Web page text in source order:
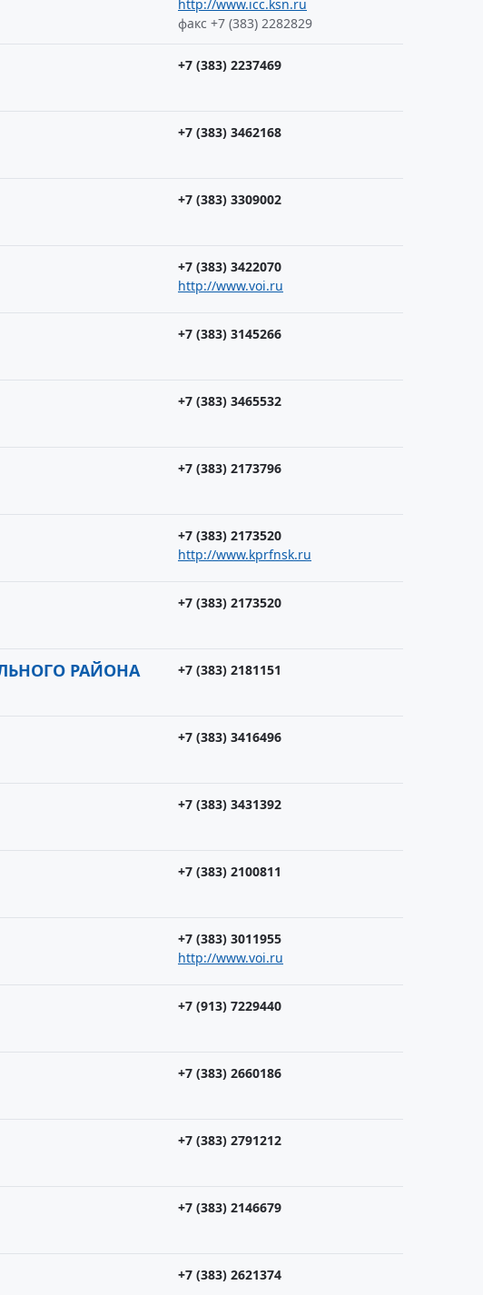
http://www.icc.ksn.ru
факс +7 (383) 2282829
+7 (383) 2237469
+7 (383) 3462168
+7 (383) 3309002
+7 (383) 3422070
http://www.voi.ru
+7 (383) 3145266
+7 (383) 3465532
+7 (383) 2173796
+7 (383) 2173520
http://www.kprfnsk.ru
+7 (383) 2173520
РАЙОНА
+7 (383) 2181151
+7 (383) 3416496
+7 (383) 3431392
+7 (383) 2100811
+7 (383) 3011955
http://www.voi.ru
+7 (913) 7229440
+7 (383) 2660186
+7 (383) 2791212
+7 (383) 2146679
+7 (383) 2621374